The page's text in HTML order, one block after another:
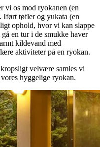
vi os mod ryokanen (en
Iført tøfler og yukata (en
ophold, hvor vi kan slappe
en tur i de smukke haver
kildevand med
aktiviteter på en ryokan.
velvære samles vi
hyggelige ryokan.